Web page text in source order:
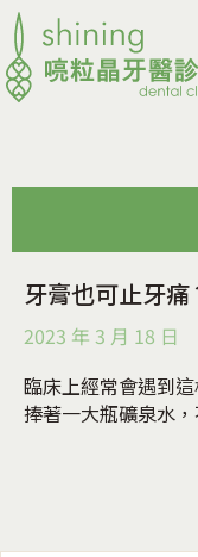
牙膏也可止牙
2023 年 3 月 18 日
臨床上經常會遇到
捧著一大瓶礦泉水，